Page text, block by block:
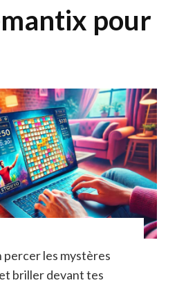
pour
percer les mystères
briller devant tes